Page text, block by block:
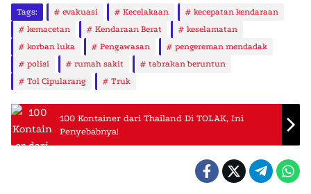
Tags: evakuasi Kecelakaan
kecepatan kendaraan
kemacetan
Kendaraan Berat
keselamatan
korban luka
Pengawasan
pengereman mendadak
polisi
rumah sakit
tabrakan beruntun
Tol Cipularang
Truk
100 Kontainer dari Thailand Di TOLAK, Ini
Penyebabnya!